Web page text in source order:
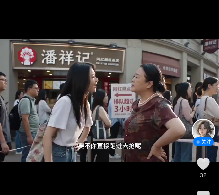
关注
32